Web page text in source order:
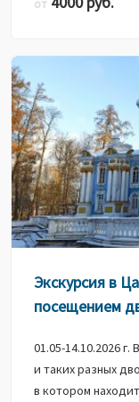
от
Экскурсия в
посещением
01.05-14.10.2026
и таких разных
в котором